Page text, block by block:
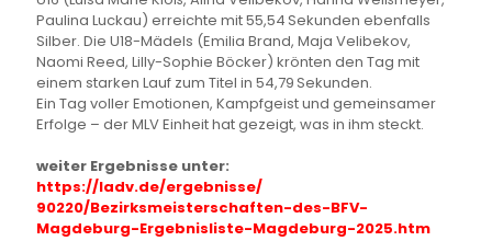
Paulina Luckau) erreichte mit 55,54 Sekunden ebenfalls
Silber. Die U18-Mädels (Emilia Brand, Maja Velibekov,
Naomi Reed, Lilly-Sophie Böcker) krönten den Tag mit
einem starken Lauf zum Titel in 54,79 Sekunden.
Ein Tag voller Emotionen, Kampfgeist und gemeinsamer
Erfolge – der MLV Einheit hat gezeigt, was in ihm steckt.
weiter Ergebnisse unter:
https://ladv.de/ergebnisse/
90220/Bezirksmeisterschaften-des-BFV-
Magdeburg-Ergebnisliste-Magdeburg-2025.htm